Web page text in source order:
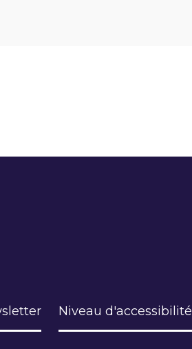
Niveau d'accessibilité